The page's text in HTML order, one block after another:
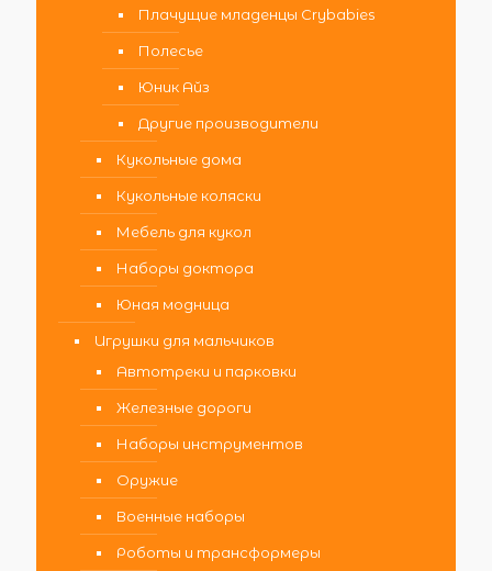
Плачущие младенцы Crybabies
Полесье
Юник Айз
Другие производители
Кукольные дома
Кукольные коляски
Мебель для кукол
Наборы доктора
Юная модница
Игрушки для мальчиков
Автотреки и парковки
Железные дороги
Наборы инструментов
Оружие
Военные наборы
Роботы и трансформеры